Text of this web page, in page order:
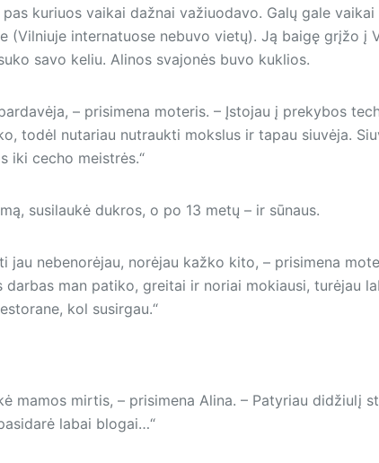
kuriuos vaikai dažnai važiuodavo. Galų gale
(Vilniuje internatuose nebuvo vietų). Ją baigę grįžo į
savo keliu. Alinos svajonės buvo kuklios.
– prisimena moteris. – Įstojau į prekybos
todėl nutariau nutraukti mokslus ir tapau siuvėja.
iki cecho meistrės.“
susilaukė dukros, o po 13 metų – ir sūnaus.
jau nebenorėjau, norėjau kažko kito, – prisimena
darbas man patiko, greitai ir noriai mokiausi, turėjau
kol susirgau.“
mamos mirtis, – prisimena Alina. – Patyriau didžiulį
labai blogai…“